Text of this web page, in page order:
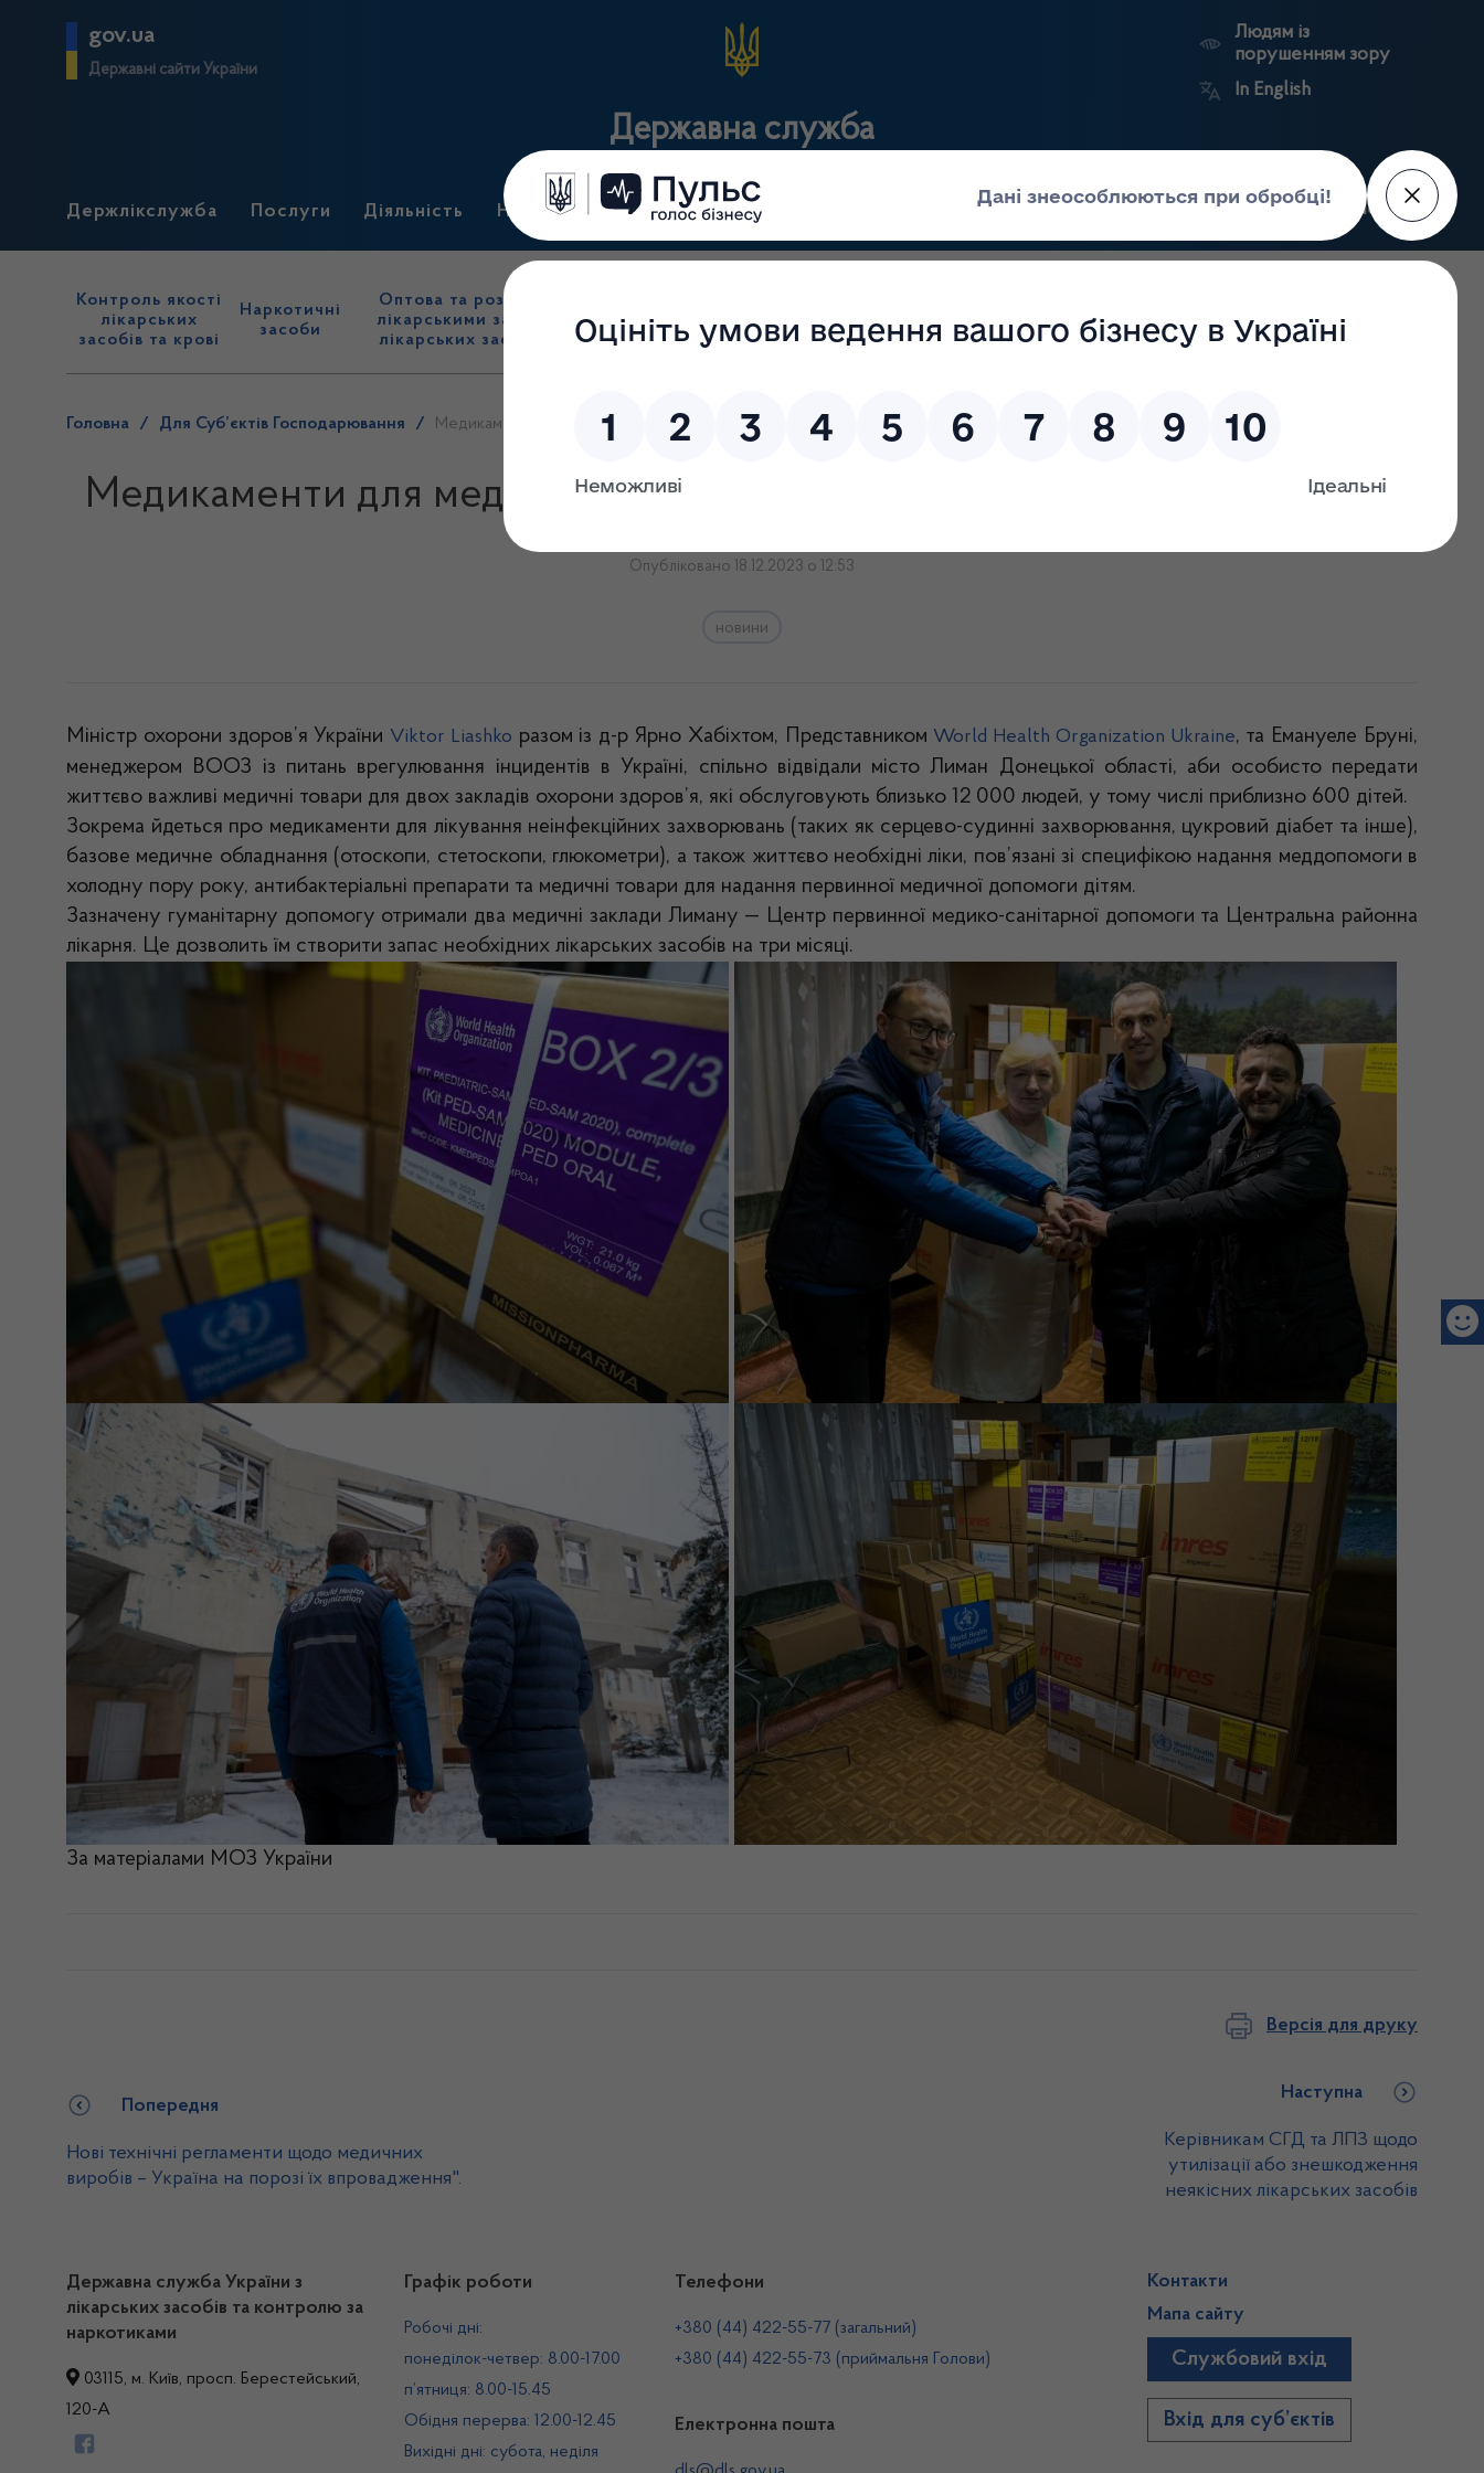
gov.ua
Державні сайти України
Державна служба
Людям із
порушенням зору
In English
Держлікслужба Послуги Діяльність Нормативні документи Для громадськості Прес-центр Пошук
Контроль якості
лікарських
засобів та крові
Наркотичні
засоби
Оптова та роздрібна торгівля
лікарськими засобами, імпорт
лікарських засобів (крім АФІ)
нагляд
(контроль)
засобів, крові та
сертифікація
нагляд
реєстри
портал
Держлікслужби
Головна / Для Суб’єктів Господарювання / Медикаменти для медичних закладів міста Лиману Донецької області
Медикаменти для медичних закладів міста Лиману Донецької області
Опубліковано 18.12.2023 о 12:53
новини
Міністр охорони здоров’я України Viktor Liashko разом із д-р Ярно Хабіхтом, ПредставникомWorld Health Organization Ukraine, та Емануеле Бруні,
менеджером ВООЗ із питань врегулювання інцидентів в Україні, спільно відвідали місто Лиман Донецької області, аби особисто передати
життєво важливі медичні товари для двох закладів охорони здоров’я, які обслуговують близько 12 000 людей, у тому числі приблизно 600 дітей.
Зокрема йдеться про медикаменти для лікування неінфекційних захворювань (таких як серцево-судинні захворювання, цукровий діабет та інше),
базове медичне обладнання (отоскопи, стетоскопи, глюкометри), а також життєво необхідні ліки, пов’язані зі специфікою надання меддопомоги в
холодну пору року, антибактеріальні препарати та медичні товари для надання первинної медичної допомоги дітям.
Зазначену гуманітарну допомогу отримали два медичні заклади Лиману — Центр первинної медико-санітарної допомоги та Центральна районна
лікарня. Це дозволить їм створити запас необхідних лікарських засобів на три місяці.
За матеріалами МОЗ України
Версія для друку
Попередня
Нові технічні регламенти щодо медичних
виробів – Україна на порозі їх впровадження".
Наступна
Керівникам СГД та ЛПЗ щодо
утилізації або знешкодження
неякісних лікарських засобів
Державна служба України з
лікарських засобів та контролю за
наркотиками
03115, м. Київ, просп. Берестейський,
120-А
Графік роботи
Робочі дні:
понеділок-четвер: 8.00-17.00
п’ятниця: 8.00-15.45
Обідня перерва: 12.00-12.45
Вихідні дні: субота, неділя
Телефони
+380 (44) 422-55-77 (загальний)
+380 (44) 422-55-73 (приймальня Голови)
Електронна пошта
Контакти
Мапа сайту
Службовий вхід
Вхід для суб’єктів